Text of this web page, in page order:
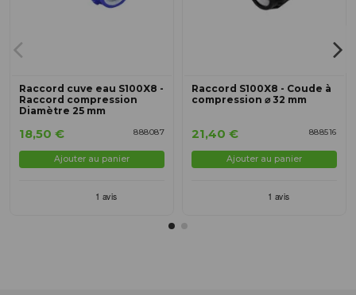
Raccord cuve eau S100X8 -
Raccord compression
Diamètre 25 mm
888087
18,50 €
Ajouter au panier
Raccord S100X8 - Coude à
compression ⌀ 32 mm
888516
21,40 €
Ajouter au panier